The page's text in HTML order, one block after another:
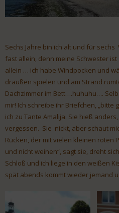
Sechs Jahre bin ich alt und für
fast allein, denn meine Schwester
allein … ich habe Windpocken und
draußen spielen und am Strand
Dachzimmer im Bett….huhuhu….
mir! Ich schreibe ihr Briefchen, „bitte
ich zu Tante Amalija. Sie hieß
vergessen. Sie nickt, aber schaut
Rücken, der mit vielen kleinen roten
und nicht weinen“, sagt sie, dreht
Schloß und ich liege in den weißen
spät abends kommt wieder jemand